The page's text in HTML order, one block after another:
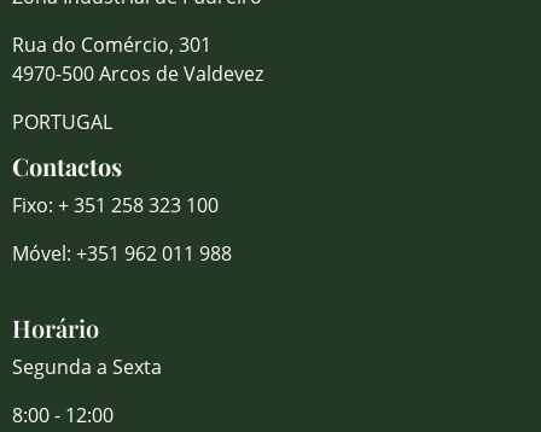
Rua do Comércio, 301
4970-500 Arcos de Valdevez
PORTUGAL
Contactos
Fixo: + 351 258 323 100
Móvel: +351 962 011 988
Horário
Segunda a Sexta
8:00 - 12:00